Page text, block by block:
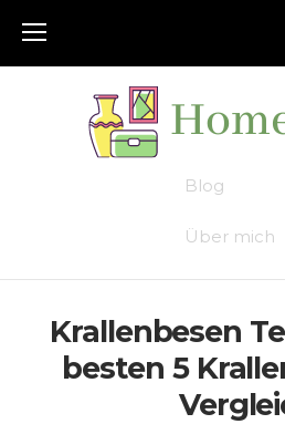
Blog
Über mich
Krallenbesen
besten 5